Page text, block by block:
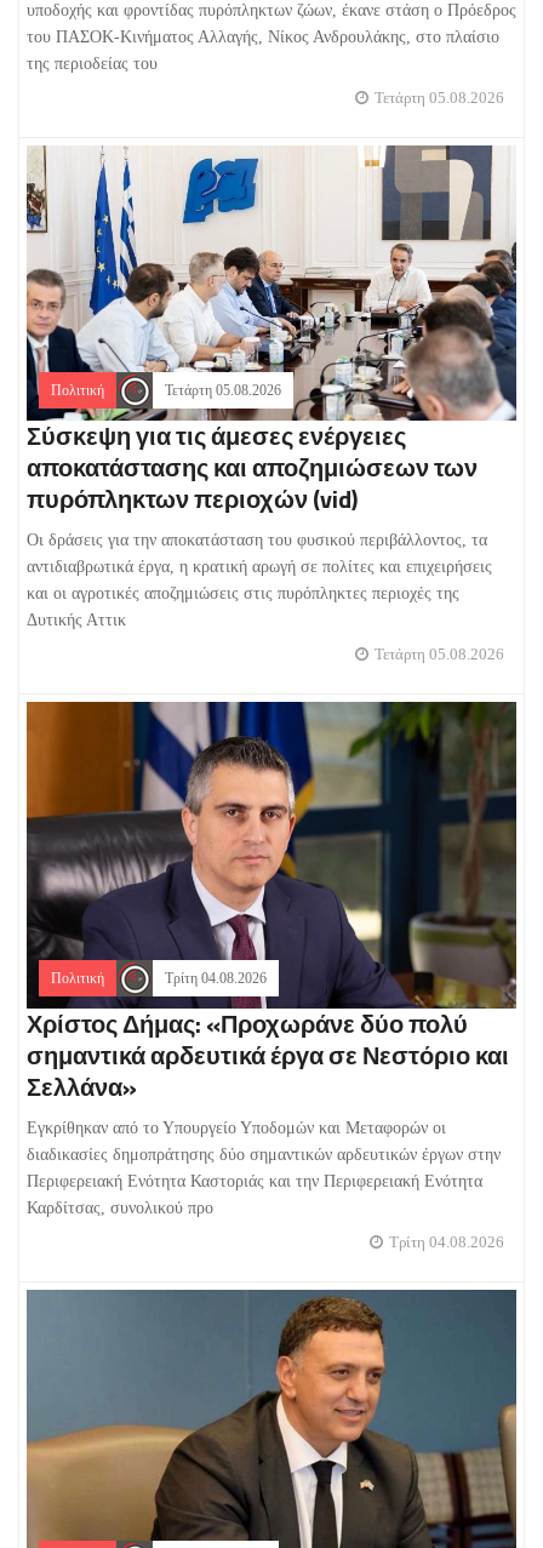
υποδοχής και φροντίδας πυρόπληκτων ζώων, έκανε στάση ο Πρόεδρος
του ΠΑΣΟΚ-Κινήματος Αλλαγής, Νίκος Ανδρουλάκης, στο πλαίσιο
της περιοδείας του
Τετάρτη 05.08.2026
Πολιτική Τετάρτη 05.08.2026
Σύσκεψη για τις άμεσες ενέργειες
αποκατάστασης και αποζημιώσεων των
πυρόπληκτων περιοχών (vid)
Οι δράσεις για την αποκατάσταση του φυσικού περιβάλλοντος, τα
αντιδιαβρωτικά έργα, η κρατική αρωγή σε πολίτες και επιχειρήσεις
και οι αγροτικές αποζημιώσεις στις πυρόπληκτες περιοχές της
Δυτικής Αττικ
Τετάρτη 05.08.2026
Πολιτική Τρίτη 04.08.2026
Χρίστος Δήμας: «Προχωράνε δύο πολύ
σημαντικά αρδευτικά έργα σε Νεστόριο και
Σελλάνα»
Εγκρίθηκαν από το Υπουργείο Υποδομών και Μεταφορών οι
διαδικασίες δημοπράτησης δύο σημαντικών αρδευτικών έργων στην
Περιφερειακή Ενότητα Καστοριάς και την Περιφερειακή Ενότητα
Καρδίτσας, συνολικού προ
Τρίτη 04.08.2026